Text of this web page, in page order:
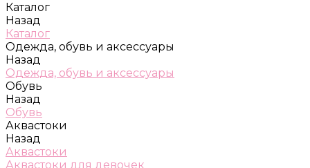
Каталог
Назад
Каталог
Одежда, обувь и аксессуары
Назад
Одежда, обувь и аксессуары
Обувь
Назад
Обувь
Аквастоки
Назад
Аквастоки
Аквастоки для девочек